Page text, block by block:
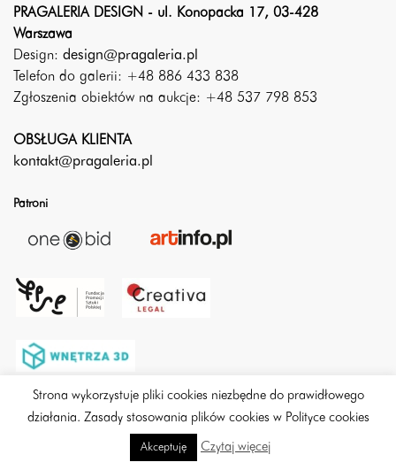
PRAGALERIA DESIGN - ul. Konopacka 17, 03-428
Warszawa
Design: design@pragaleria.pl
Telefon do galerii: +48 886 433 838
Zgłoszenia obiektów na aukcje: +48 537 798 853
OBSŁUGA KLIENTA
kontakt@pragaleria.pl
Patroni
Strona wykorzystuje pliki cookies niezbędne do prawidłowego
działania. Zasady stosowania plików cookies w Polityce cookies
Akceptuję Czytaj więcej